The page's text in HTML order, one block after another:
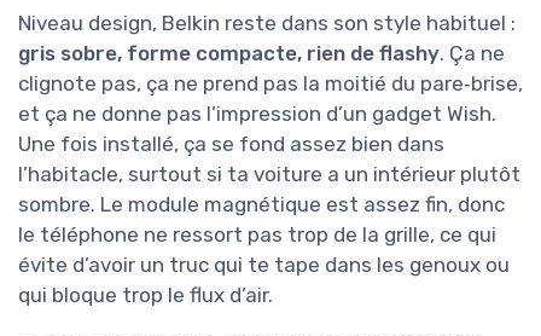
Niveau design, Belkin reste dans son style habituel :
gris sobre, forme compacte, rien de flashy. Ça ne
clignote pas, ça ne prend pas la moitié du pare‑brise,
et ça ne donne pas l’impression d’un gadget Wish.
Une fois installé, ça se fond assez bien dans
l’habitacle, surtout si ta voiture a un intérieur plutôt
sombre. Le module magnétique est assez fin, donc
le téléphone ne ressort pas trop de la grille, ce qui
évite d’avoir un truc qui te tape dans les genoux ou
qui bloque trop le flux d’air.